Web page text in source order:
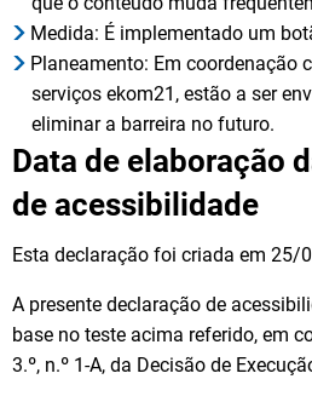
Medida: É implementado um
Planeamento: Em coordenação
serviços ekom21, estão a ser
eliminar a barreira no futuro.
Data de elaboração
de acessibilidade
Esta declaração foi criada em 25/
A presente declaração de
base no teste acima referido, em
3.º, n.º 1-A, da Decisão de